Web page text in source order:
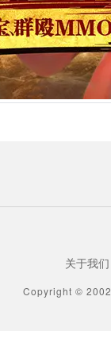
关于我们
Copyright ©